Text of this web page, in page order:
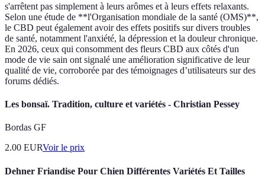
s'arrêtent pas simplement à leurs arômes et à leurs effets relaxants.
Selon une étude de **l'Organisation mondiale de la santé (OMS)**,
le CBD peut également avoir des effets positifs sur divers troubles
de santé, notamment l'anxiété, la dépression et la douleur chronique.
En 2026, ceux qui consomment des fleurs CBD aux côtés d'un
mode de vie sain ont signalé une amélioration significative de leur
qualité de vie, corroborée par des témoignages d’utilisateurs sur des
forums dédiés.
Les bonsaï. Tradition, culture et variétés - Christian Pessey
Bordas GF
2.00 EURVoir le prix
Dehner Friandise Pour Chien Différentes Variétés Et Tailles